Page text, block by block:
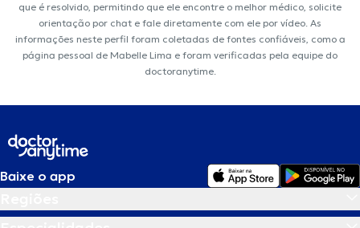
que é resolvido, permitindo que ele encontre o melhor médico, solicite
orientação por chat e fale diretamente com ele por vídeo. As
informações neste perfil foram coletadas de fontes confiáveis, como a
página pessoal de Mabelle Lima e foram verificadas pela equipe do
doctoranytime.
Baixe o app